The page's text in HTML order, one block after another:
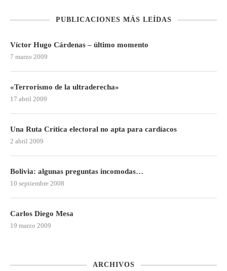
PUBLICACIONES MÁS LEÍDAS
Víctor Hugo Cárdenas – último momento
7 marzo 2009
«Terrorismo de la ultraderecha»
17 abril 2009
Una Ruta Crítica electoral no apta para cardíacos
2 abril 2009
Bolivia: algunas preguntas incomodas…
10 septiembre 2008
Carlos Diego Mesa
19 marzo 2009
ARCHIVOS